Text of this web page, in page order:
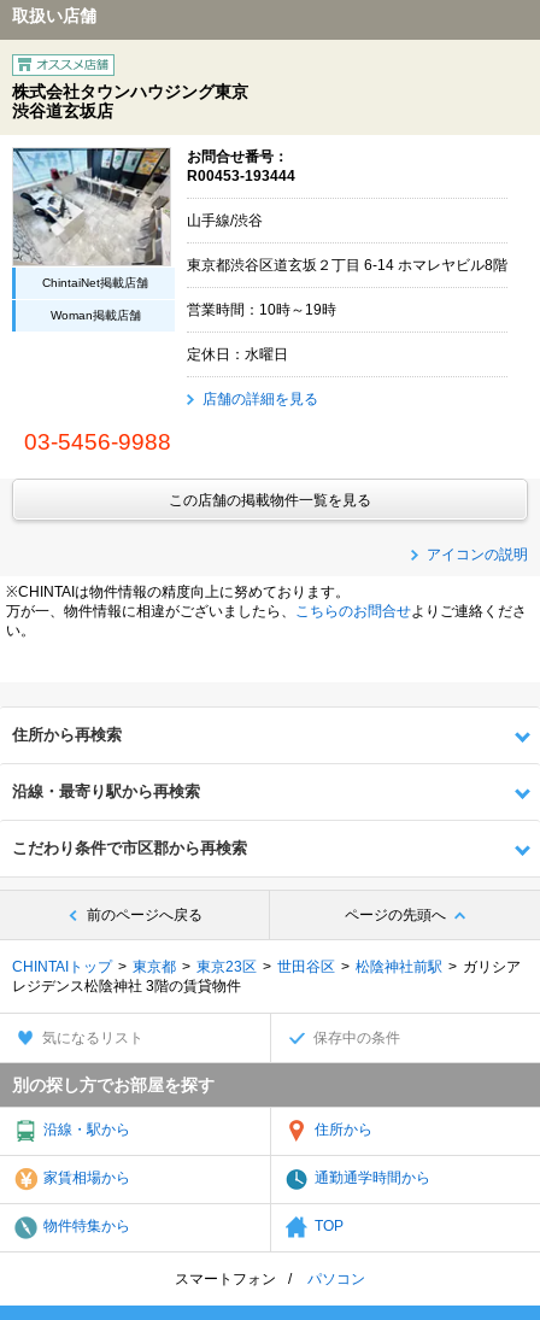
取扱い店舗
株式会社タウンハウジング東京
渋谷道玄坂店
ChintaiNet掲載店舗
Woman掲載店舗
お問合せ番号：
R00453-193444
山手線/渋谷
東京都渋谷区道玄坂２丁目 6-14 ホマレヤビル8階
営業時間：10時～19時
定休日：水曜日
店舗の詳細を見る
03-5456-9988
この店舗の掲載物件一覧を見る
アイコンの説明
※CHINTAIは物件情報の精度向上に努めております。
万が一、物件情報に相違がございましたら、
こちらのお問合せよりご連絡くださ
い。
住所から再検索
沿線・最寄り駅から再検索
こだわり条件で市区郡から再検索
前のページへ戻る ページの先頭へ
CHINTAIトップ 東京都 東京23区 世田谷区 松陰神社前駅
ガリシア
レジデンス松陰神社 3階の賃貸物件
気になるリスト 保存中の条件
別の探し方でお部屋を探す
沿線・駅から 住所から
家賃相場から 通勤通学時間から
物件特集から TOP
スマートフォン パソコン